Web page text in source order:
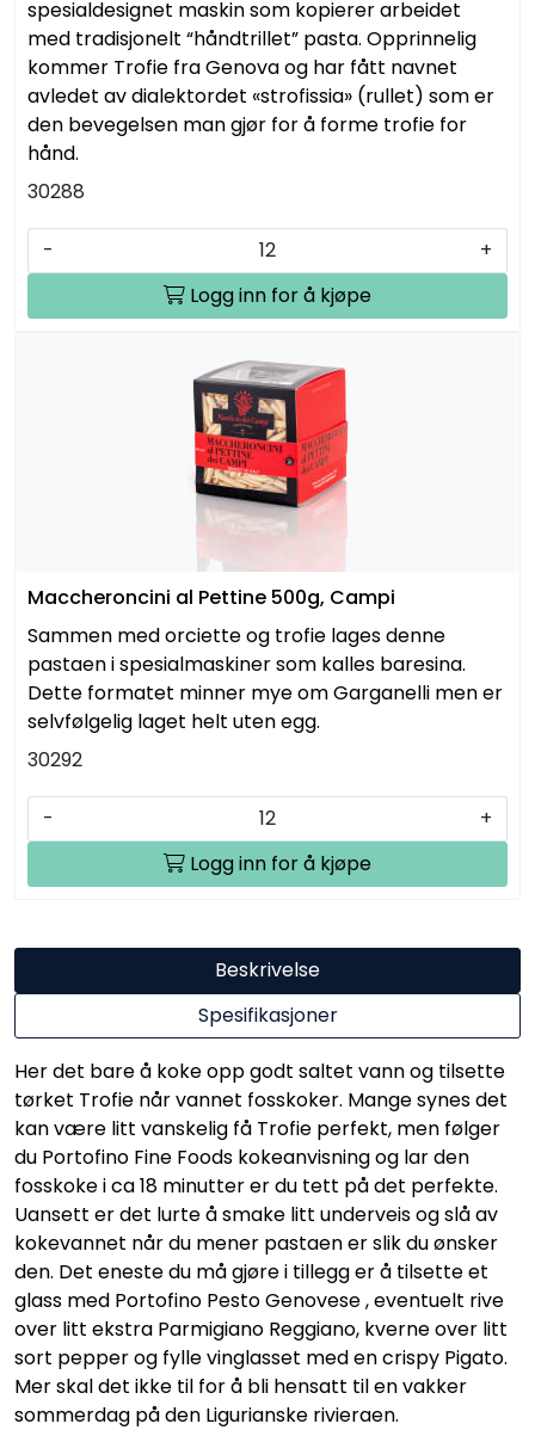
spesialdesignet maskin som kopierer arbeidet
med tradisjonelt “håndtrillet” pasta. Opprinnelig
kommer Trofie fra Genova og har fått navnet
avledet av dialektordet «strofissia» (rullet) som er
den bevegelsen man gjør for å forme trofie for
hånd.
30288
-
+
Logg inn for å kjøpe
Maccheroncini al Pettine 500g, Campi
Sammen med orciette og trofie lages denne
pastaen i spesialmaskiner som kalles baresina.
Dette formatet minner mye om Garganelli men er
selvfølgelig laget helt uten egg.
30292
-
+
Logg inn for å kjøpe
Beskrivelse
Spesifikasjoner
Her det bare å koke opp godt saltet vann og tilsette
tørket Trofie når vannet fosskoker. Mange synes det
kan være litt vanskelig få Trofie perfekt, men følger
du Portofino Fine Foods kokeanvisning og lar den
fosskoke i ca 18 minutter er du tett på det perfekte.
Uansett er det lurte å smake litt underveis og slå av
kokevannet når du mener pastaen er slik du ønsker
den. Det eneste du må gjøre i tillegg er å tilsette et
glass med Portofino Pesto Genovese , eventuelt rive
over litt ekstra Parmigiano Reggiano, kverne over litt
sort pepper og fylle vinglasset med en crispy Pigato.
Mer skal det ikke til for å bli hensatt til en vakker
sommerdag på den Ligurianske rivieraen.